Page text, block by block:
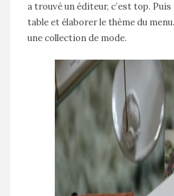
a trouvé un éditeur, c’est top.
table et élaborer le thème du
une collection de mode.